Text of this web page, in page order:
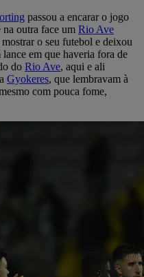
passou a encarar o jogo
na outra face um Rio Ave
o seu futebol e deixou
em que haveria fora de
do Rio Ave, aqui e ali
Gyokeres, que lembravam à
com pouca fome,